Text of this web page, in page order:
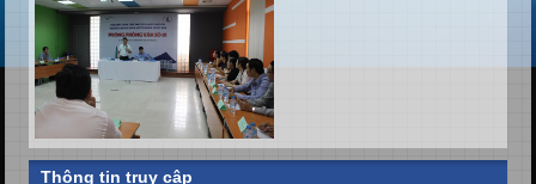
Thông tin truy cập